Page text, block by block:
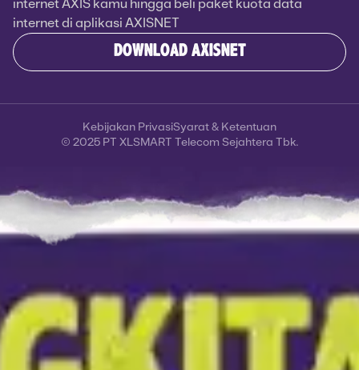
internet AXIS kamu hingga beli paket kuota data
internet di aplikasi AXISNET
DOWNLOAD AXISNET
© 2025 PT XLSMART Telecom Sejahtera Tbk.
Kebijakan PrivasiSyarat & Ketentuan